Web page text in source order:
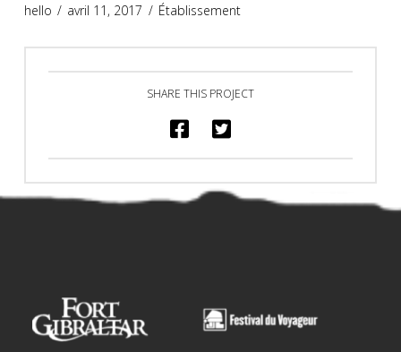
hello avril 11, 2017 Établissement
SHARE THIS PROJECT